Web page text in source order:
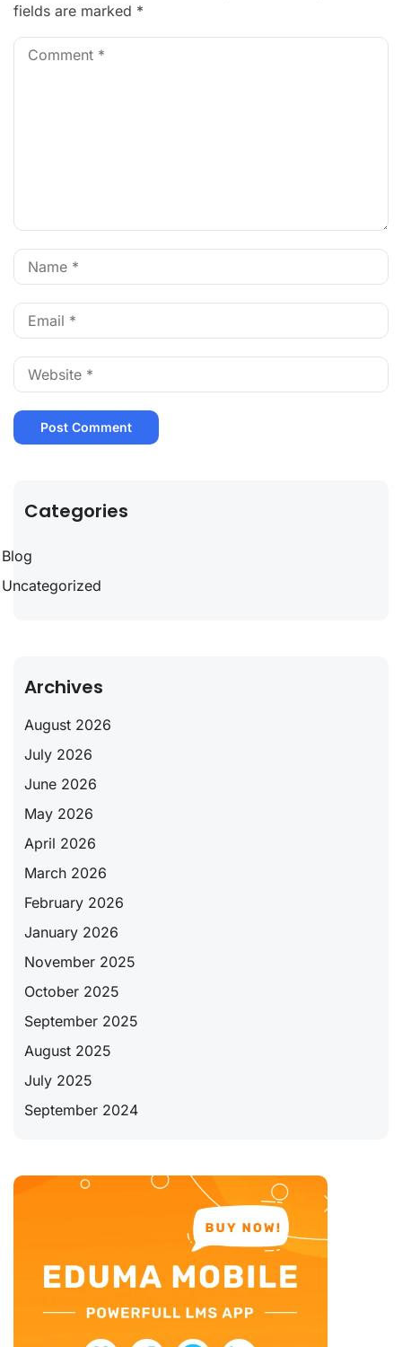
fields are marked *
Categories
Blog
Uncategorized
Archives
August 2026
July 2026
June 2026
May 2026
April 2026
March 2026
February 2026
January 2026
November 2025
October 2025
September 2025
August 2025
July 2025
September 2024